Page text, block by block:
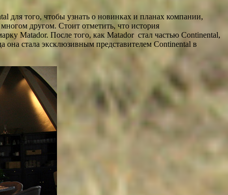
для того, чтобы узнать о новинках и планах компании,
другом. Стоит отметить, что история
Matador. После того, как Matador стал частью Continental,
она стала эксклюзивным представителем Continental в